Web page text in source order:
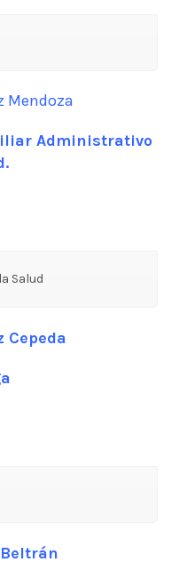
Mendoza
Administrativo
Salud
Cepeda